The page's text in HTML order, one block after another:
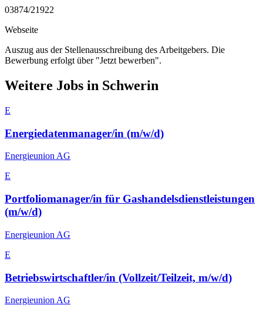
03874/21922
Webseite
Auszug aus der Stellenausschreibung des Arbeitgebers. Die
Bewerbung erfolgt über "Jetzt bewerben".
Weitere Jobs in Schwerin
E
Energiedatenmanager/in (m/w/d)
Energieunion AG
E
Portfoliomanager/in für Gashandelsdienstleistungen
(m/w/d)
Energieunion AG
E
Betriebswirtschaftler/in (Vollzeit/Teilzeit, m/w/d)
Energieunion AG